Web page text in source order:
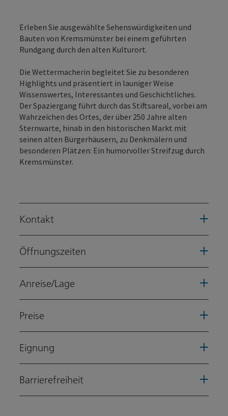
Erleben Sie ausgewählte Sehenswürdigkeiten und
Bauten von Kremsmünster bei einem geführten
Rundgang durch den alten Kulturort.
Die Wettermacherin begleitet Sie zu besonderen
Highlights und präsentiert in launiger Weise
Wissenswertes, Interessantes und Geschichtliches.
Der Spaziergang führt durch das Stiftsareal, vorbei am
Wahrzeichen des Ortes, der über 250 Jahre alten
Sternwarte, hinab in den historischen Markt mit
seinen alten Bürgerhäusern, zu Denkmälern und
besonderen Plätzen: Ein humorvoller Streifzug durch
Kremsmünster.
Kontakt
Öffnungszeiten
Anreise/Lage
Preise
Eignung
Barrierefreiheit